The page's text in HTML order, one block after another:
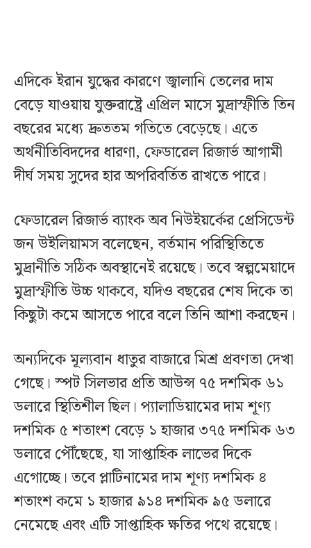
এদিকে ইরান যুদ্ধের কারণে জ্বালানি তেলের দাম
বেড়ে যাওয়ায় যুক্তরাষ্ট্রে এপ্রিল মাসে মুদ্রাস্ফীতি তিন
বছরের মধ্যে দ্রুততম গতিতে বেড়েছে। এতে
অর্থনীতিবিদদের ধারণা, ফেডারেল রিজার্ভ আগামী
দীর্ঘ সময় সুদের হার অপরিবর্তিত রাখতে পারে।
ফেডারেল রিজার্ভ ব্যাংক অব নিউইয়র্কের প্রেসিডেন্ট
জন উইলিয়ামস বলেছেন, বর্তমান পরিস্থিতিতে
মুদ্রানীতি সঠিক অবস্থানেই রয়েছে। তবে স্বল্পমেয়াদে
মুদ্রাস্ফীতি উচ্চ থাকবে, যদিও বছরের শেষ দিকে তা
কিছুটা কমে আসতে পারে বলে তিনি আশা করছেন।
অন্যদিকে মূল্যবান ধাতুর বাজারে মিশ্র প্রবণতা দেখা
গেছে। স্পট সিলভার প্রতি আউন্স ৭৫ দশমিক ৬১
ডলারে স্থিতিশীল ছিল। প্যালাডিয়ামের দাম শূণ্য
দশমিক ৫ শতাংশ বেড়ে ১ হাজার ৩৭৫ দশমিক ৬৩
ডলারে পৌঁছেছে, যা সাপ্তাহিক লাভের দিকে
এগোচ্ছে। তবে প্লাটিনামের দাম শূণ্য দশমিক ৪
শতাংশ কমে ১ হাজার ৯১৪ দশমিক ৯৫ ডলারে
নেমেছে এবং এটি সাপ্তাহিক ক্ষতির পথে রয়েছে।